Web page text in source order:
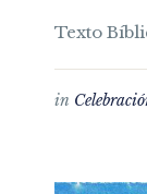
Texto
in